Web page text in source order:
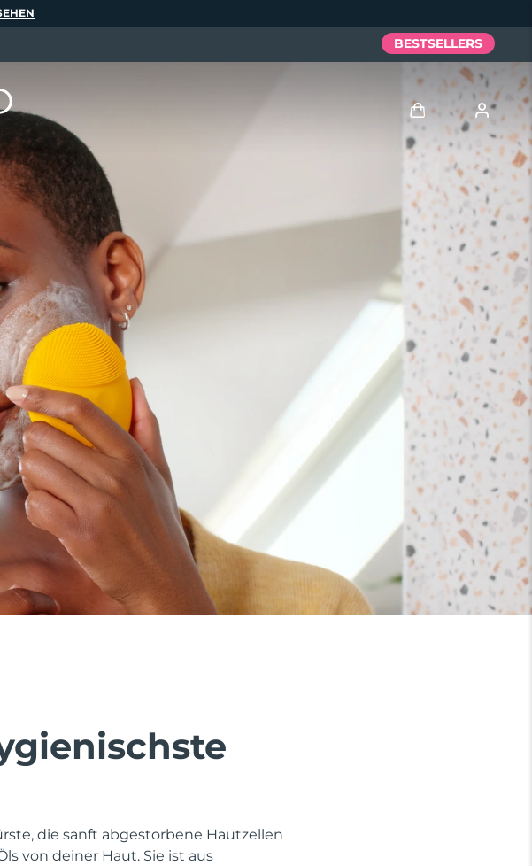
die sanft abgestorbene Hautzellen
von deiner Haut. Sie ist aus
BESTSELLERS
Anmelden
Benutzerkonto
Meine Geräte
Meine Bestellungen
Meine Adressen
Meine Abonnements